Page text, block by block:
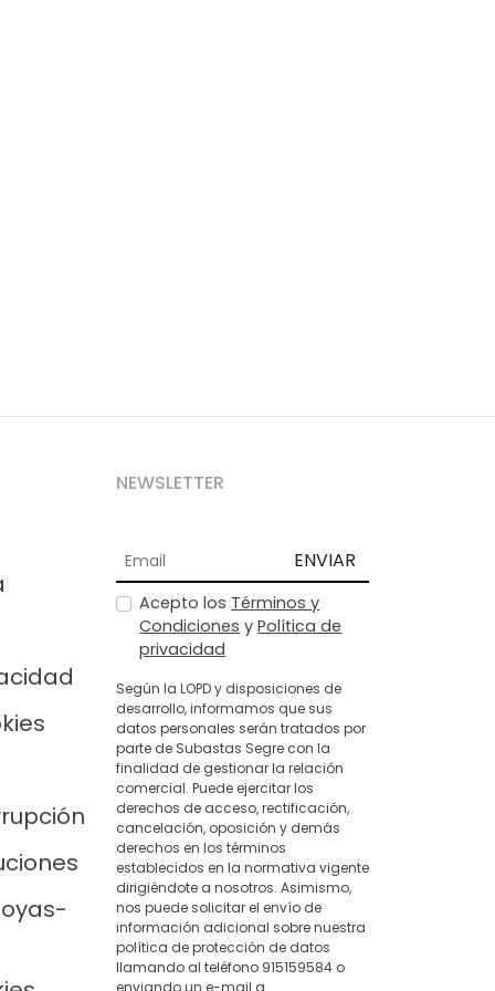
NEWSLETTER
ENVIAR
Acepto los Términos y
Condiciones yPolítica de
privacidad
Según la LOPD y disposiciones de
desarrollo, informamos que sus
datos personales serán tratados por
parte de Subastas Segre con la
finalidad de gestionar la relación
comercial. Puede ejercitar los
derechos de acceso, rectificación,
cancelación, oposición y demás
derechos en los términos
establecidos en la normativa vigente
dirigiéndote a nosotros. Asimismo,
nos puede solicitar el envío de
información adicional sobre nuestra
política de protección de datos
llamando al teléfono 915159584 o
enviando un e-mail a